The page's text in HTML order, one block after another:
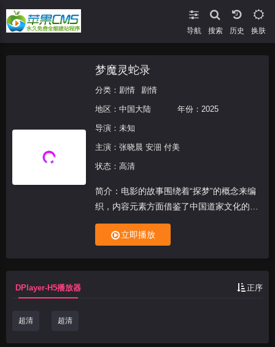
导航 搜索 换肤
梦魔灵蛇录
分类： 剧情 剧情
地区： 中国大陆 年份： 2025
导演：未知
主演： 张晓晨 安沺 付美
状态：高清
简介：电影的故事围绕着“探梦”的概念来编
织，内容元素方面借鉴了中国道家文化的基
础世界观，将“探梦”发展成为一种让人实现
某种“超越”的途径。创作者想借片中的一个
立即播放
DPlayer-H5播放器 正序
超清 超清